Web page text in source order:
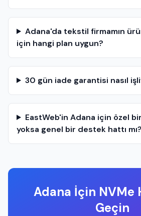
Adana'da tekstil firmamın
için hangi plan uygun?
30 gün iade garantisi nasıl
EastWeb'in Adana için özel
yoksa genel bir destek hattı mı?
Adana İçin NVMe
Geçin